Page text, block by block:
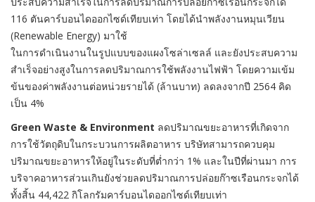
116 ตันคาร์บอนไดออกไซด์เทียบเท่า โดยได้นำพลังงานหมุนเวียน
(Renewable Energy) มาใช้
ในการดำเนินงานในรูปแบบของแผงโซล่าเซลล์ และยังประสบความ
สำเร็จอย่างสูงในการลดปริมาณการใช้พลังงานไฟฟ้า โดยความเข้ม
ข้นของค่าพลังงานต่อหน่วยรายได้ (ล้านบาท) ลดลงจากปี 2564 คิด
เป็น 4%
Green Waste & Environment ลดปริมาณขยะอาหารที่เกิดจาก
การใช้วัตถุดิบในกระบวนการผลิตอาหาร บริษัทสามารถควบคุม
ปริมาณขยะอาหารให้อยู่ในระดับที่ต่ำกว่า 1% และในปีที่ผ่านมา การ
บริจาคอาหารส่วนเกินยังช่วยลดปริมาณการปล่อยก๊าซเรือนกระจกได้
ทั้งสิ้น 44,422 กิโลกรัมคาร์บอนไดออกไซด์เทียบเท่า